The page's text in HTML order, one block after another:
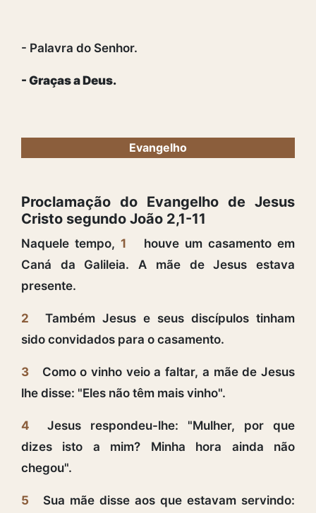
- Palavra do Senhor.
- Graças a Deus.
Evangelho
Proclamação do Evangelho de Jesus
Cristo segundo João 2,1-11
Naquele tempo,1
houve um casamento em
Caná da Galileia. A mãe de Jesus estava
presente.
2
Também Jesus e seus discípulos tinham
sido convidados para o casamento.
3
Como o vinho veio a faltar, a mãe de Jesus
lhe disse: "Eles não têm mais vinho".
4
Jesus respondeu-lhe: "Mulher, por que
dizes isto a mim? Minha hora ainda não
chegou".
5
Sua mãe disse aos que estavam servindo: